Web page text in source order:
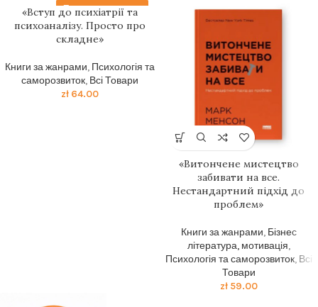
Передзамовлення
«Вступ до психіатрії та
психоаналізу. Просто про
складне»
Книги за жанрами, Психологія та
саморозвиток, Всі Товари
zł64.00
«Витончене мистецтво
забивати на все.
Нестандартний підхід до
проблем»
Книги за жанрами, Бізнес
література, мотивація,
Психологія та саморозвиток, Всі
Товари
zł59.00